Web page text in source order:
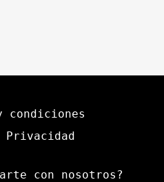
condiciones
Privacidad
con nosotros?